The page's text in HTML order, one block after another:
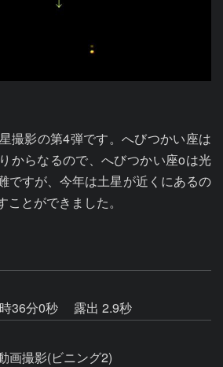
撮影の第4弾です。へびつかい座は
からなるので、へびつかい座οは光
ですが、今年は土星が近くにあるの
とができました。
36分0秒
露出 2.9秒
画撮影(ビニング2)